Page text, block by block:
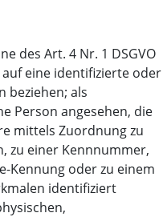
des Art. 4 Nr. 1 DSGVO
eine identifizierte oder
beziehen; als
Person angesehen, die
mittels Zuordnung zu
zu einer Kennnummer,
Kennung oder zu einem
identifiziert